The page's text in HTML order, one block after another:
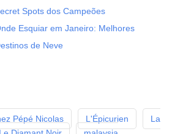
Spots dos Campeões
Esquiar em Janeiro: Melhores
de Neve
Pépé Nicolas L'Épicurien
La